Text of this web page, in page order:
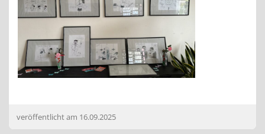
veröffentlicht am 16.09.2025